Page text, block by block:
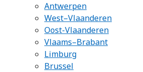
Antwerpen
West–Vlaanderen
Oost-Vlaanderen
Vlaams–Brabant
Limburg
Brussel